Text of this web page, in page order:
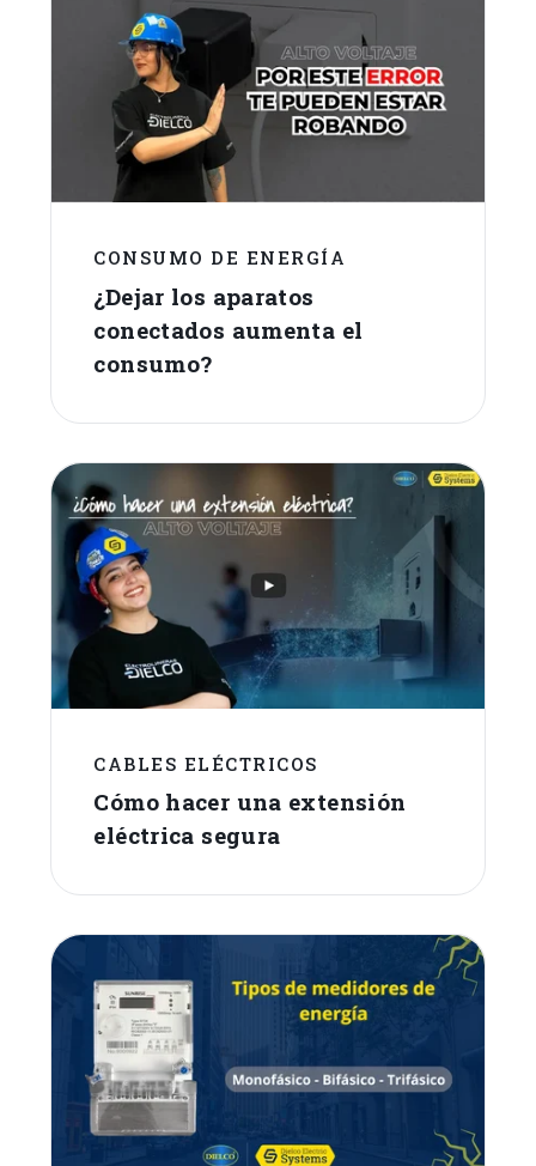
CONSUMO DE ENERGÍA
¿Dejar los aparatos
conectados aumenta el
consumo?
CABLES ELÉCTRICOS
Cómo hacer una extensión
eléctrica segura